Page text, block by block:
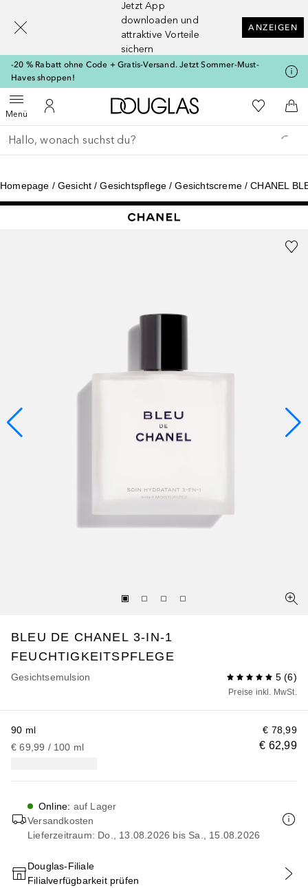
Jetzt App
downloaden und
attraktive Vorteile
sichern
ANZEIGEN
-20 % Rabatt ohne Code + Gratis-Versand. Jetzt Sommer-Must-
Haves shoppen!
MenüMenü öffnenZu Meinem Kundenkonto
Zur Douglas Startseite
Zu Meiner
Gehe zurück
Suche ausführen
Homepage Gesicht Gesichtspflege Gesichtscreme CHANEL
BLEU DE CHANEL 3-IN-1
FEUCHTIGKEITSPFLEGE
Gesichtsemulsion 5 (6)
Preise inkl. MwSt.
€ 78,99
€ 62,99
90 ml
€ 69,99 / 100 ml
Online: auf Lager
Versandkosten
Lieferzeitraum: Do., 13.08.2026 bis Sa., 15.08.2026
IN DEN WARENKORB
Douglas-Filiale
Filialverfügbarkeit prüfen
[navigation.slideout.screenreader]